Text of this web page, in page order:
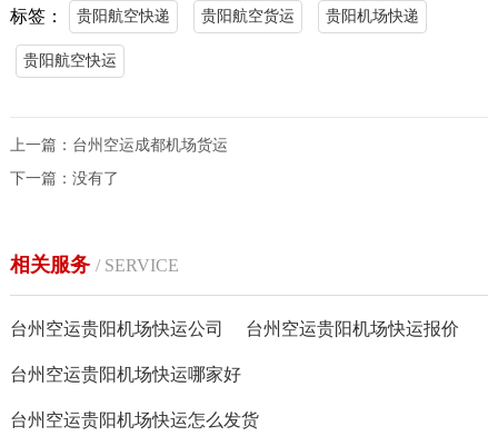
标签： 贵阳航空快递 贵阳航空货运 贵阳机场快递
贵阳航空快运
上一篇： 台州空运成都机场货运
下一篇：没有了
相关服务 / SERVICE
台州空运贵阳机场快运公司 台州空运贵阳机场快运报价
台州空运贵阳机场快运哪家好
台州空运贵阳机场快运怎么发货